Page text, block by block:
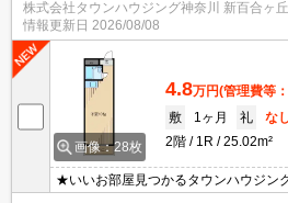
株式会社タウンハウジング神奈川 新百合ヶ
情報更新日 2026/08/08
画像：28枚
4.8万円(管理費等
敷
1ヶ月 礼
な
2階
1R 25.02m²
★いいお部屋見つかるタウンハウジン